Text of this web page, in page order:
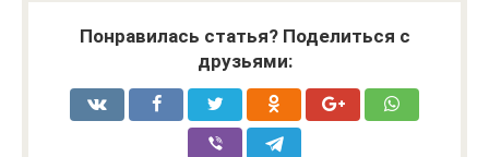
Понравилась статья? Поделиться с
друзьями: